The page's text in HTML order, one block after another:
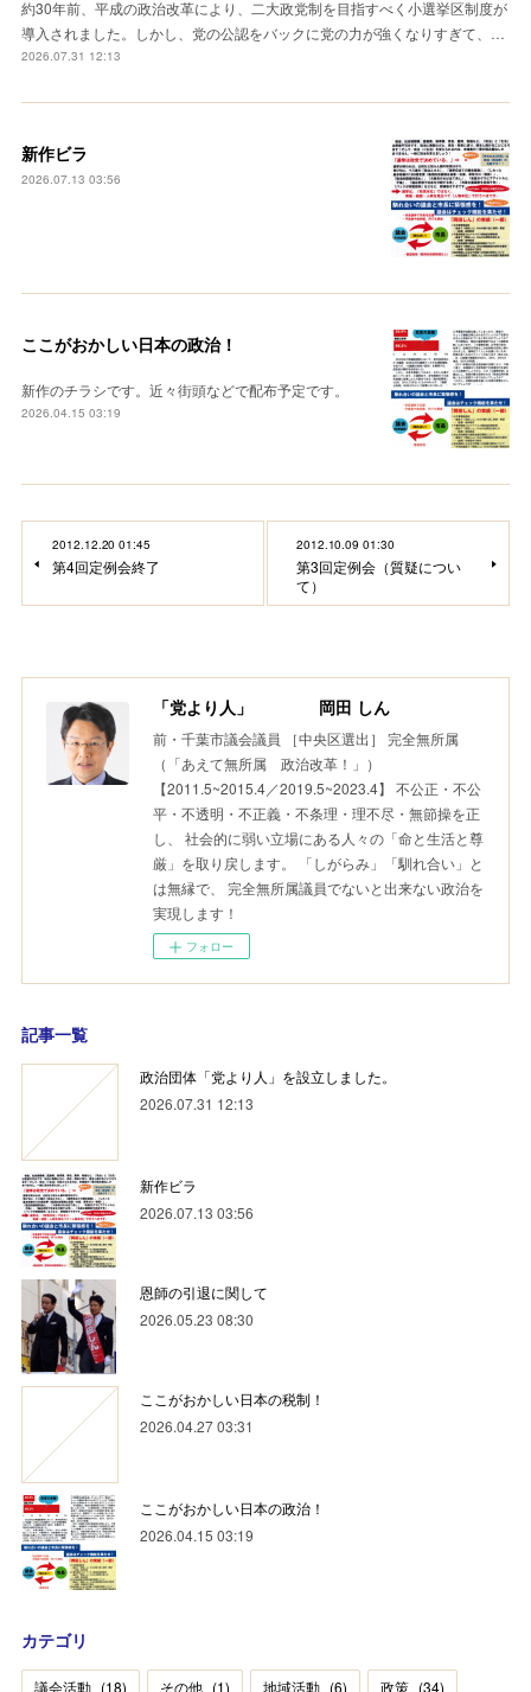
約30年前、平成の政治改革により、二大政党制を目指すべく小選挙区制度が
導入されました。しかし、党の公認をバックに党の力が強くなりすぎて、…
2026.07.31 12:13
新作ビラ
2026.07.13 03:56
ここがおかしい日本の政治！
新作のチラシです。近々街頭などで配布予定です。
2026.04.15 03:19
2012.12.20 01:45
第4回定例会終了
2012.10.09 01:30
第3回定例会（質疑につい
て）
「党より人」 岡田 しん
前・千葉市議会議員 ［中央区選出］ 完全無所属
（「あえて無所属 政治改革！」）
【2011.5~2015.4／2019.5~2023.4】 不公正・不公
平・不透明・不正義・不条理・理不尽・無節操を正
し、 社会的に弱い立場にある人々の「命と生活と尊
厳」を取り戻します。 「しがらみ」「馴れ合い」と
は無縁で、 完全無所属議員でないと出来ない政治を
実現します！
フォロー
記事一覧
政治団体「党より人」を設立しました。
2026.07.31 12:13
新作ビラ
2026.07.13 03:56
恩師の引退に関して
2026.05.23 08:30
ここがおかしい日本の税制！
2026.04.27 03:31
ここがおかしい日本の政治！
2026.04.15 03:19
カテゴリ
議会活動 (18) その他 (1) 地域活動 (6) 政策 (34)